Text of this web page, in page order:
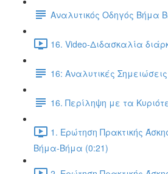
Αναλυτικός Οδηγός Βήμα
16. Video-Διδασκαλία
16: Αναλυτικές Σημειώσεις
16. Περίληψη με τα
1. Ερώτηση Πρακτικής
Βήμα-Βήμα (0:21)